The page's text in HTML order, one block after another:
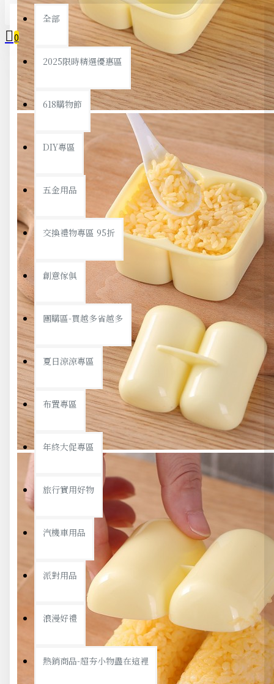
全部
2025限時精選優惠區
618購物節
DIY專區
五金用品
交換禮物專區 95折
創意傢俱
團購區-買越多省越多
夏日涼涼專區
布置專區
年終大促專區
旅行實用好物
汽機車用品
派對用品
浪漫好禮
熱銷商品-超夯小物盡在這裡
0
您的購物車內沒有商品！